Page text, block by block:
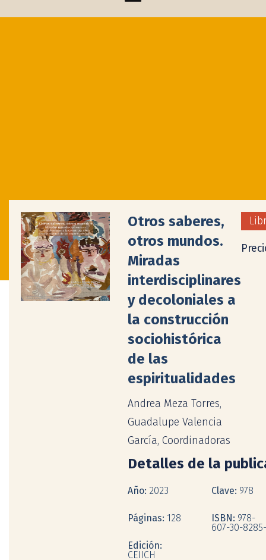
Otros saberes,
otros mundos.
Miradas
interdisciplinares
y decoloniales a
la construcción
sociohistórica
de las
espiritualidades
Andrea Meza Torres,
Guadalupe Valencia
García, Coordinadoras
Detalles de la
Año: 2023
Páginas: 128
Edición:
CEIICH
Clave: 978
ISBN: 978-
607-30-